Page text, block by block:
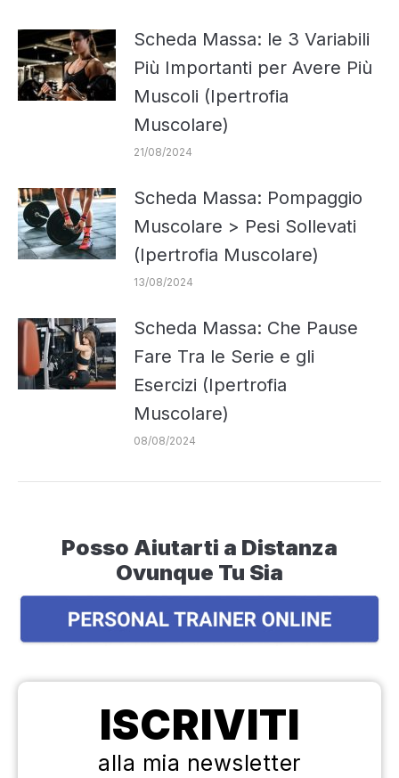
Scheda Massa: le 3 Variabili
Più Importanti per Avere Più
Muscoli (Ipertrofia
Muscolare)
21/08/2024
Scheda Massa: Pompaggio
Muscolare > Pesi Sollevati
(Ipertrofia Muscolare)
13/08/2024
Scheda Massa: Che Pause
Fare Tra le Serie e gli
Esercizi (Ipertrofia
Muscolare)
08/08/2024
Posso Aiutarti a Distanza
Ovunque Tu Sia
ISCRIVITI
alla mia newsletter